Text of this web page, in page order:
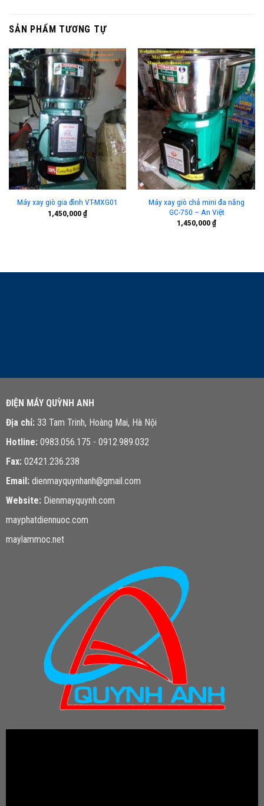
SẢN PHẨM TƯƠNG TỰ
Máy xay giò gia đình VT-MXG01
1,450,000₫
Máy xay giò chả mini đa năng
GC-750 – An Việt
1,450,000₫
ĐIỆN MÁY QUỲNH ANH
Địa chỉ: 33 Tam Trinh, Hoàng Mai, Hà Nội
Hotline: 0983.056.175 - 0912.989.032
Fax: 02421.236.238
Email: dienmayquynhanh@gmail.com
Website: Dienmayquynh.com
mayphatdiennuoc.com
maylammoc.net